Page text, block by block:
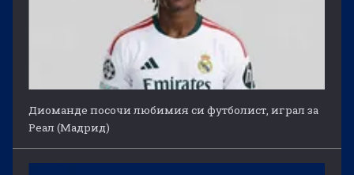
Диоманде посочи любимия си футболист, играл за
Реал (Мадрид)